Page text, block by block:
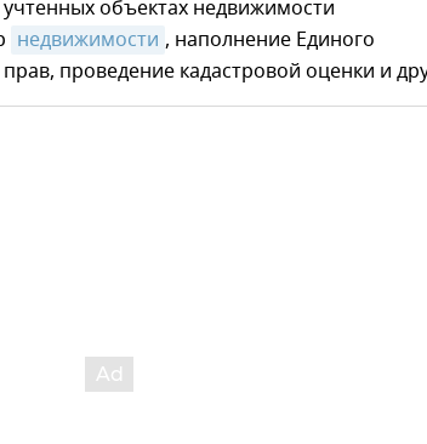
объектах недвижимости
недвижимости , наполнение Единого
проведение кадастровой оценки и